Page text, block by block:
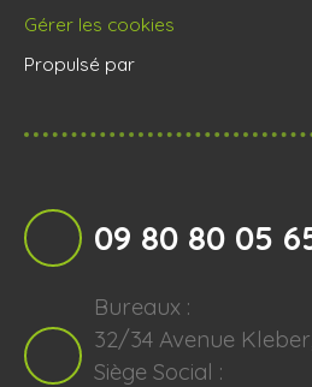
Gérer les cookies
Propulsé par
09 80 80 05
Bureaux :
32/34 Avenue
Siège Social :